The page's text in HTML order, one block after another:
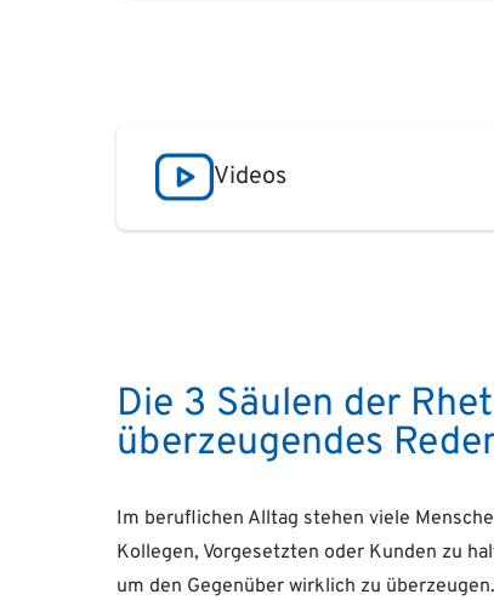
Videos
Die 3 Säulen der
überzeugendes
Im beruflichen Alltag stehen viele
Kollegen, Vorgesetzten oder Kunden zu
um den Gegenüber wirklich zu